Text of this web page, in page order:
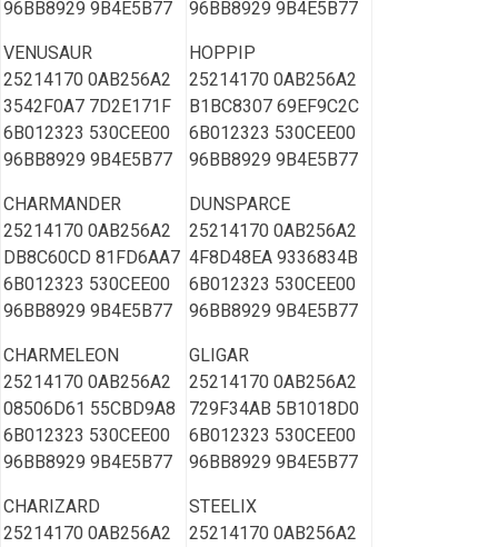
96BB8929 9B4E5B77
VENUSAUR
25214170 0AB256A2
3542F0A7 7D2E171F
6B012323 530CEE00
96BB8929 9B4E5B77
CHARMANDER
25214170 0AB256A2
DB8C60CD 81FD6AA7
6B012323 530CEE00
96BB8929 9B4E5B77
CHARMELEON
25214170 0AB256A2
08506D61 55CBD9A8
6B012323 530CEE00
96BB8929 9B4E5B77
CHARIZARD
25214170 0AB256A2
96BB8929 9B4E5B77
HOPPIP
25214170 0AB256A2
B1BC8307 69EF9C2C
6B012323 530CEE00
96BB8929 9B4E5B77
DUNSPARCE
25214170 0AB256A2
4F8D48EA 9336834B
6B012323 530CEE00
96BB8929 9B4E5B77
GLIGAR
25214170 0AB256A2
729F34AB 5B1018D0
6B012323 530CEE00
96BB8929 9B4E5B77
STEELIX
25214170 0AB256A2